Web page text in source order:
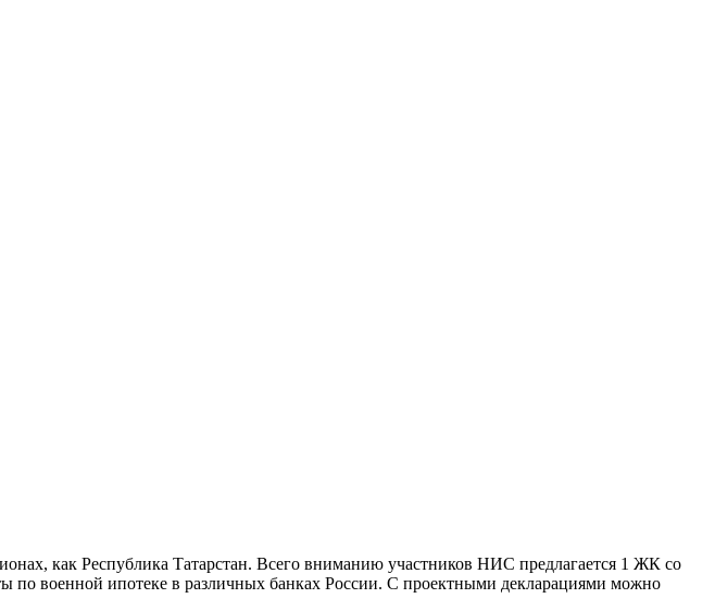
как Республика Татарстан. Всего вниманию участников НИС предлагается 1 ЖК со
военной ипотеке в различных банках России. С проектными декларациями можно